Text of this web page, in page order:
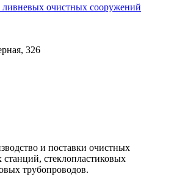
ливневых очистных сооружений
326
и поставки очистных
стеклопластиковых
трубопроводов.